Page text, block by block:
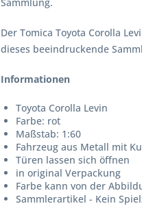
Der Tomica Toyota Corolla
dieses beeindruckende
Informationen
Toyota Corolla Levin
Farbe: rot
Maßstab: 1:60
Fahrzeug aus Metall mit
Türen lassen sich öffnen
in original Verpackung
Farbe kann von der
Sammlerartikel - Kein